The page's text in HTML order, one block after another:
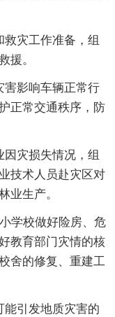
灾工作准备，组
援。
害影响车辆正常行
正常交通秩序，防
灾损失情况，组
技术人员赴灾区对
业生产。
学校做好险房、危
教育部门灾情的核
舍的修复、重建工
能引发地质灾害的